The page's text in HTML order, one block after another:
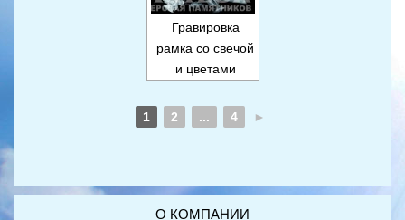
Гравировка
рамка со свечой
и цветами
1 2 ... 4 ►
О КОМПАНИИ